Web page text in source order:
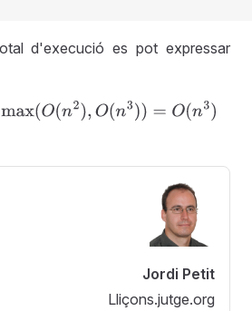
d'execució es pot expressar
max(O(n2), O( n3))=O( n3
Jordi Petit
Lliçons.jutge.org